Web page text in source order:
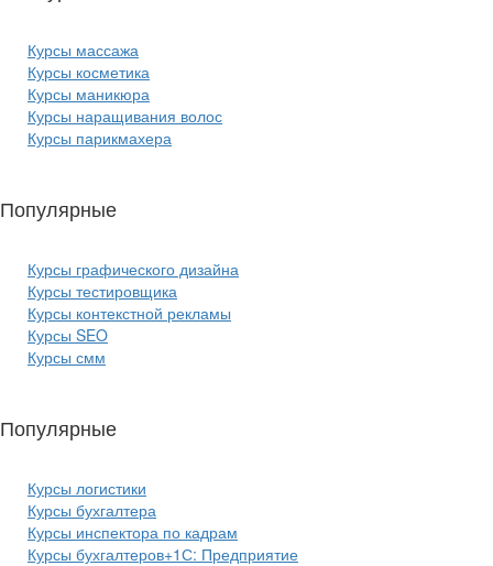
Курсы массажа
Курсы косметика
Курсы маникюра
Курсы наращивания волос
Курсы парикмахера
Популярные
Курсы графического дизайна
Курсы тестировщика
Курсы контекстной рекламы
Курсы SEO
Курсы смм
Популярные
Курсы логистики
Курсы бухгалтера
Курсы инспектора по кадрам
Курсы бухгалтеров+1С: Предприятие